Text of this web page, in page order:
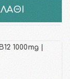
1000mg |